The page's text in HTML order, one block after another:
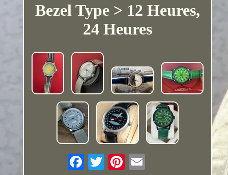
Bezel Type > 12 Heures,
24 Heures